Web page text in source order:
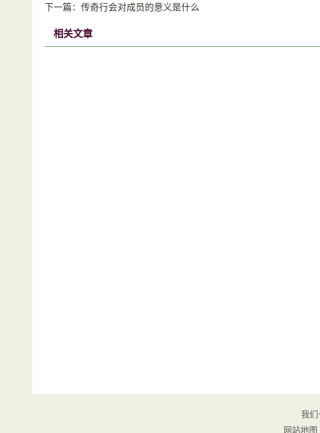
下一篇： 传奇行会对成员的意义是什么
相关文章
我们
网站地图